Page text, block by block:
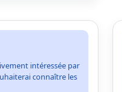
intéressée par
connaître les